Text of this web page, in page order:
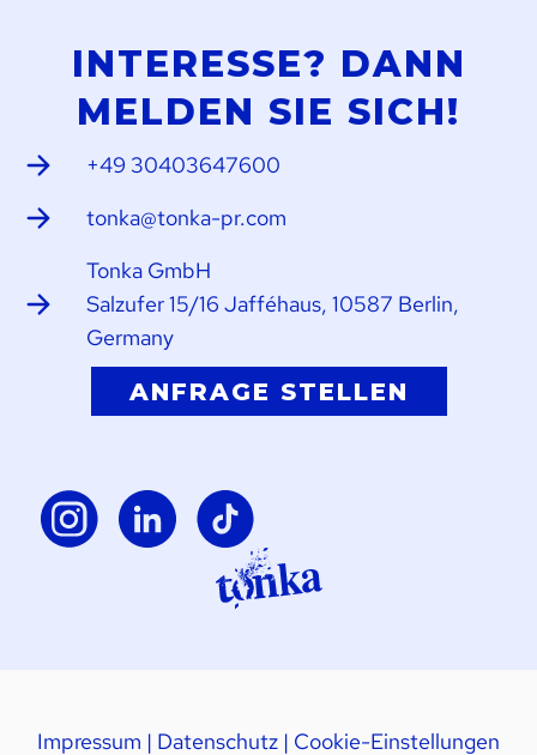
INTERESSE? DANN
MELDEN SIE SICH!
+49 30403647600
tonka@tonka-pr.com
Tonka GmbH
Salzufer 15/16 Jafféhaus, 10587 Berlin,
Germany
ANFRAGE STELLEN
Impressum | Datenschutz | Cookie-Einstellungen